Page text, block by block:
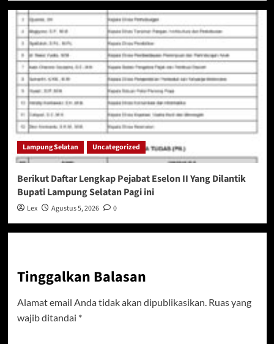
Lampung Selatan Uncategorized
Berikut Daftar Lengkap Pejabat Eselon II Yang Dilantik
Bupati Lampung Selatan Pagi ini
Lex Agustus 5, 2026 0
Tinggalkan Balasan
Alamat email Anda tidak akan dipublikasikan. Ruas yang
wajib ditandai *